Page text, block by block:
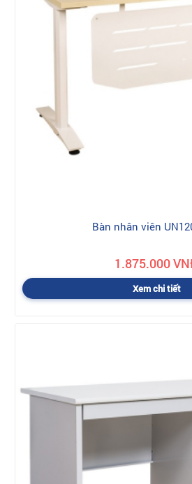
Bàn nhân viên
1.875.000
Xem chi tiết